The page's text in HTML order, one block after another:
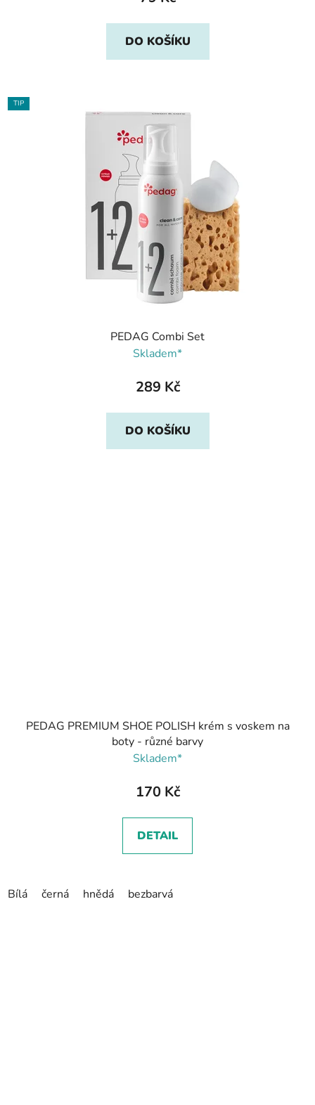
DO KOŠÍKU
TIP
PEDAG Combi Set
Skladem*
289 Kč
DO KOŠÍKU
PEDAG PREMIUM SHOE POLISH krém s voskem na
boty - různé barvy
Skladem*
170 Kč
DETAIL
Bílá černá hnědá bezbarvá